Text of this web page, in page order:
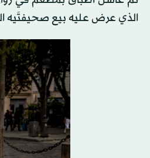
الذي عرض عليه بيع صحيفتَيه